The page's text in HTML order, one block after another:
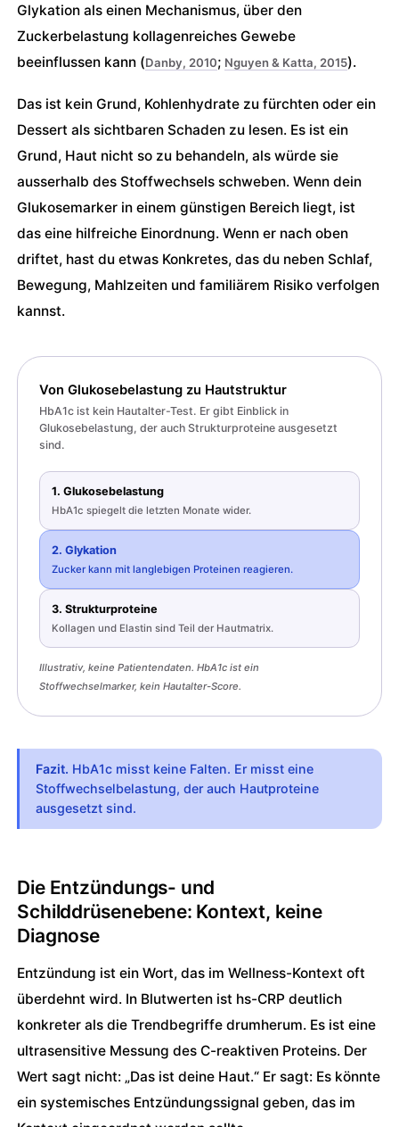
Glykation als einen Mechanismus, über den
Zuckerbelastung kollagenreiches Gewebe
beeinflussen kann (Danby, 2010; Nguyen & Katta, 2015).
Das ist kein Grund, Kohlenhydrate zu fürchten oder ein
Dessert als sichtbaren Schaden zu lesen. Es ist ein
Grund, Haut nicht so zu behandeln, als würde sie
ausserhalb des Stoffwechsels schweben. Wenn dein
Glukosemarker in einem günstigen Bereich liegt, ist
das eine hilfreiche Einordnung. Wenn er nach oben
driftet, hast du etwas Konkretes, das du neben Schlaf,
Bewegung, Mahlzeiten und familiärem Risiko verfolgen
kannst.
Von Glukosebelastung zu Hautstruktur
HbA1c ist kein Hautalter-Test. Er gibt Einblick in
Glukosebelastung, der auch Strukturproteine ausgesetzt
sind.
1. Glukosebelastung
HbA1c spiegelt die letzten Monate wider.
2. Glykation
Zucker kann mit langlebigen Proteinen reagieren.
3. Strukturproteine
Kollagen und Elastin sind Teil der Hautmatrix.
Illustrativ, keine Patientendaten. HbA1c ist ein
Stoffwechselmarker, kein Hautalter-Score.
Fazit. HbA1c misst keine Falten. Er misst eine
Stoffwechselbelastung, der auch Hautproteine
ausgesetzt sind.
Die Entzündungs- und
Schilddrüsenebene: Kontext, keine
Diagnose
Entzündung ist ein Wort, das im Wellness-Kontext oft
überdehnt wird. In Blutwerten ist hs-CRP deutlich
konkreter als die Trendbegriffe drumherum. Es ist eine
ultrasensitive Messung des C-reaktiven Proteins. Der
Wert sagt nicht: „Das ist deine Haut.“ Er sagt: Es könnte
ein systemisches Entzündungssignal geben, das im